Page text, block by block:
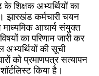
शिक्षक अभ्यर्थियों का
झारखंड कर्मचारी चयन
माध्यमिक आचार्य संयुक्त
का परिणाम जारी कर
की सूची
को प्रमाणपत्र सत्यापन
किया है।